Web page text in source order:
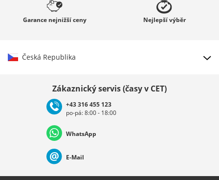
Garance nejnižší ceny Nejlepšívýběr
Česká Republika
Deutschland Österreich
Nederland Italia (Italiano) Italien (Deutsch)
Zákaznický servis (časy v CET)
+43 316 455 123
po-pá: 8:00 - 18:00
WhatsApp
E-Mail